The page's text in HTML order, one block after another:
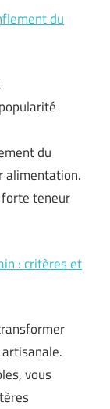
du
du
alimentation.
teneur
: critères et
vous